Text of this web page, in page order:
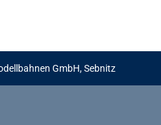
GmbH, Sebnitz